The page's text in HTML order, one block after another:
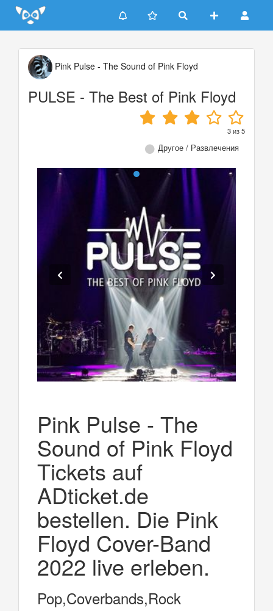
Update cookies preferences
Pink Pulse - The Sound of Pink Floyd
PULSE - The Best of Pink Floyd
3из5
Другое / Развлечения
Pink Pulse - The
Sound of Pink Floyd
Tickets auf
ADticket.de
bestellen. Die Pink
Floyd Cover-Band
2022 live erleben.
Pop,Coverbands,Rock